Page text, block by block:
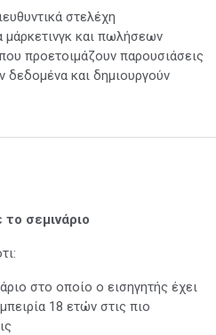
στελέχη
μάρκετινγκ και πωλήσεων
προετοιμάζουν παρουσιάσεις
δεδομένα και δημιουργούν
σεμινάριο
στο οποίο ο εισηγητής έχει
18 ετών στις πιο